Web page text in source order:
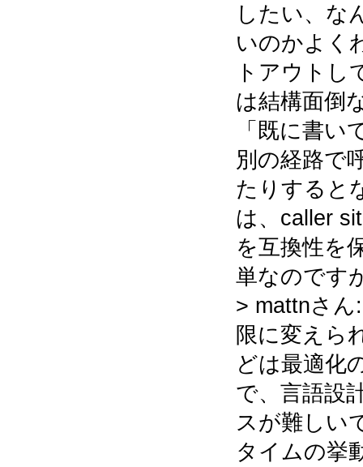
したい、な
いのかよく
トアウトし
は結構面倒
「既に書
別の経路で
たりすると
は、caller
を互換性を
単なのです
> mattnさ
限に変えら
どは最適化
で、言語設
スが難しい
タイムの挙